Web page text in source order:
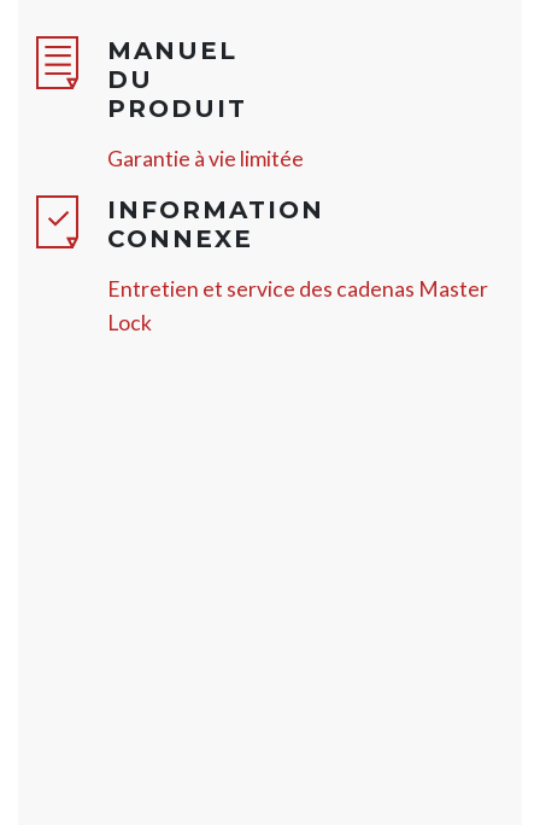
MANUEL
DU
PRODUIT
Garantie à vie limitée
INFORMATION
CONNEXE
Entretien et service des cadenas Master
Lock